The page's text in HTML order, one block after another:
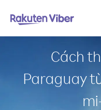
Cách
Paraguay